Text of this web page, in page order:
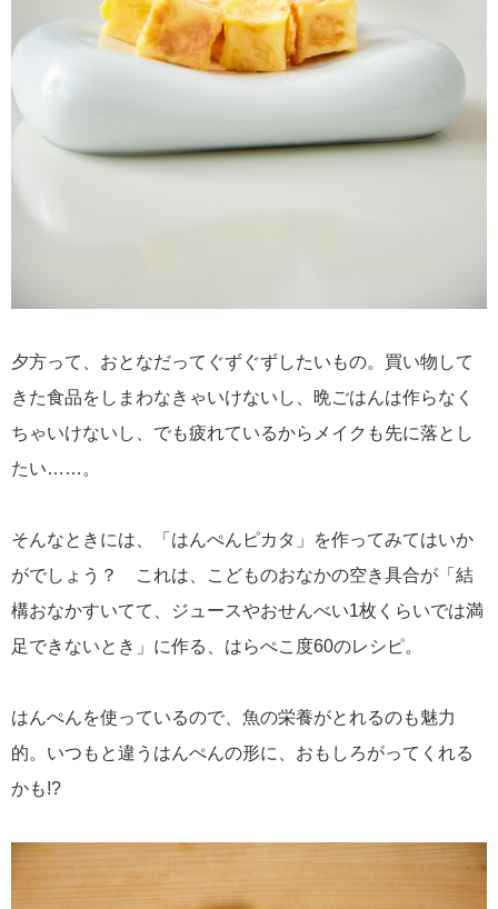
夕方って、おとなだってぐずぐずしたいもの。買い物して
きた食品をしまわなきゃいけないし、晩ごはんは作らなく
ちゃいけないし、でも疲れているからメイクも先に落とし
たい……。
そんなときには、「はんぺんピカタ」を作ってみてはいか
がでしょう？ これは、こどものおなかの空き具合が「結
構おなかすいてて、ジュースやおせんべい1枚くらいでは満
足できないとき」に作る、はらぺこ度60のレシピ。
はんぺんを使っているので、魚の栄養がとれるのも魅力
的。いつもと違うはんぺんの形に、おもしろがってくれる
かも!?